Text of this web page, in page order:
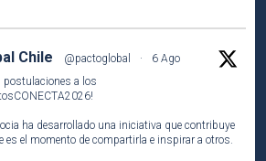
Chile @pactoglobal ·
6 Ago
postulaciones a los
!
ha desarrollado una iniciativa que contribuye
es el momento de compartirla e inspirar a otros.